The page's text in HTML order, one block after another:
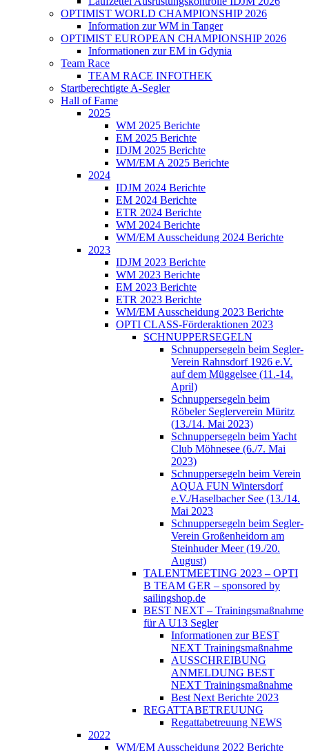
OPTIMIST WORLD CHAMPIONSHIP 2026
Information zur WM in Tanger
OPTIMIST EUROPEAN CHAMPIONSHIP 2026
Informationen zur EM in Gdynia
Team Race
TEAM RACE INFOTHEK
Startberechtigte A-Segler
Hall of Fame
2025
WM 2025 Berichte
EM 2025 Berichte
IDJM 2025 Berichte
WM/EM A 2025 Berichte
2024
IDJM 2024 Berichte
EM 2024 Berichte
ETR 2024 Berichte
WM 2024 Berichte
WM/EM Ausscheidung 2024 Berichte
2023
IDJM 2023 Berichte
WM 2023 Berichte
EM 2023 Berichte
ETR 2023 Berichte
WM/EM Ausscheidung 2023 Berichte
OPTI CLASS-Förderaktionen 2023
SCHNUPPERSEGELN
Schnuppersegeln beim Segler-
Verein Rahnsdorf 1926 e.V.
auf dem Müggelsee (11.-14.
April)
Schnuppersegeln beim
Röbeler Seglerverein Müritz
(13./14. Mai 2023)
Schnuppersegeln beim Yacht
Club Möhnesee (6./7. Mai
2023)
Schnuppersegeln beim Verein
AQUA FUN Wintersdorf
e.V./Haselbacher See (13./14.
Mai 2023
Schnuppersegeln beim Segler-
Verein Großenheidorn am
Steinhuder Meer (19./20.
August)
TALENTMEETING 2023 – OPTI
B TEAM GER – sponsored by
sailingshop.de
BEST NEXT – Trainingsmaßnahme
für A U13 Segler
Informationen zur BEST
NEXT Trainingsmaßnahme
AUSSCHREIBUNG
ANMELDUNG BEST
NEXT Trainingsmaßnahme
Best Next Berichte 2023
REGATTABETREUUNG
Regattabetreuung NEWS
2022
WM/EM Ausscheidung 2022 Berichte